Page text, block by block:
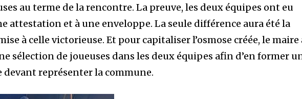
au terme de la rencontre. La preuve, les deux équipes ont eu
attestation et à une enveloppe. La seule différence aura été la
à celle victorieuse. Et pour capitaliser l’osmose créée, le maire
sélection de joueuses dans les deux équipes afin d’en former
devant représenter la commune.